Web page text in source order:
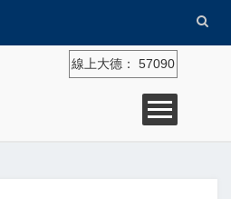
線上大德： 57090